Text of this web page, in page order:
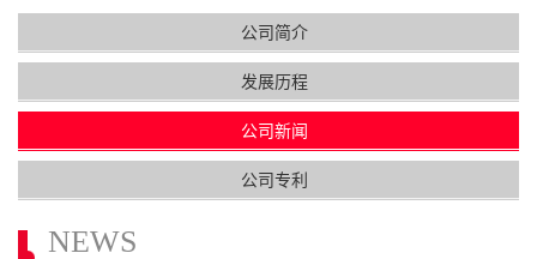
公司简介
发展历程
公司新闻
公司专利
NEWS